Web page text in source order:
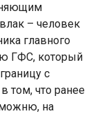
– человек
главного
ГФС, который
с
том, что ранее
на